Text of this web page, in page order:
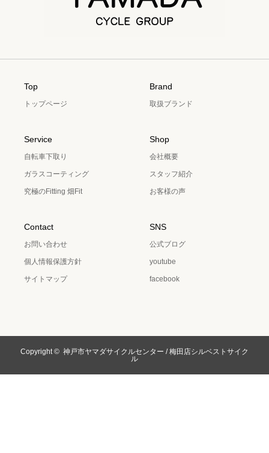
Top
トップページ
Brand
取扱ブランド
Service
自転車下取り
ガラスコーティング
究極のFitting 畑Fit
Shop
会社概要
スタッフ紹介
お客様の声
Contact
お問い合わせ
個人情報保護方針
サイトマップ
SNS
公式ブログ
youtube
facebook
Copyright © 神戸市ヤマダサイクルセンター / 梅田店シルベストサイク
ル